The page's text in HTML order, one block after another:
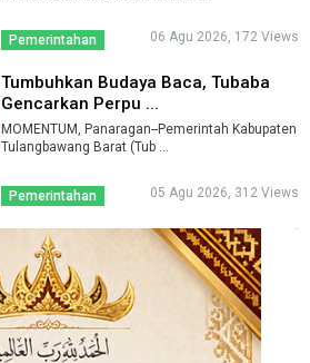
Pemerintahan 06 Agu 2026, 172 Views
Tumbuhkan Budaya Baca, Tubaba
Gencarkan Perpu ...
MOMENTUM, Panaragan--Pemerintah Kabupaten
Tulangbawang Barat (Tub ...
Pemerintahan 05 Agu 2026, 312 Views